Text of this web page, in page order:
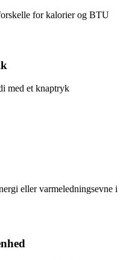
for kalorier og BTU
med et knaptryk
eller varmeledningsevne i